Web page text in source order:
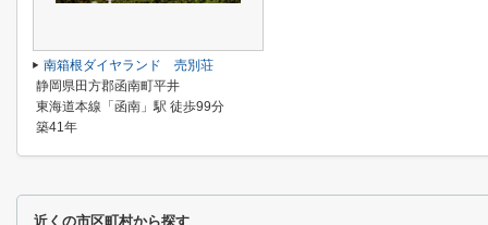
南箱根ダイヤランド 売別荘
静岡県田方郡函南町平井
東海道本線「函南」駅 徒歩99分
築41年
近くの市区町村から探す